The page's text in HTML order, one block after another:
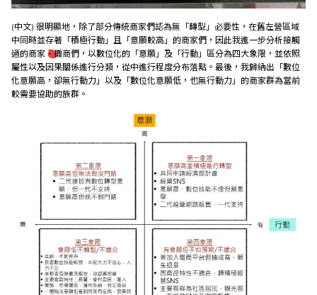
(中文) 很明顯地，除了部分傳統商家們認為無「轉型」必要性，在舊左營區域
中同時並存著「積極行動」且「意願較高」的商家們，因此我進一步分析接觸
過的商家、攤商們，以數位化的「意願」及「行動」區分為四大象限，並依照
屬性以及因果關係進行分類，從中進行程度分布落點。最後，我歸納出「數位
化意願高，卻無行動力」以及「數位化意願低，也無行動力」的商家群為當前
較需要協助的族群。